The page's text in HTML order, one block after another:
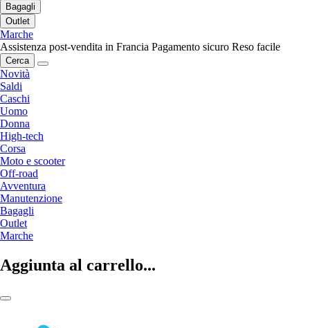
Bagagli
Outlet
Marche
Assistenza post-vendita in Francia Pagamento sicuro Reso facile
Cerca
Novità
Saldi
Caschi
Uomo
Donna
High-tech
Corsa
Moto e scooter
Off-road
Avventura
Manutenzione
Bagagli
Outlet
Marche
Aggiunta al carrello...